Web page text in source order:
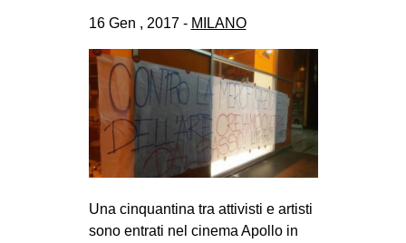
CULTURE
ARTE
CINEMA
MANIFESTI
MUSICA
INTERNAZIONALE
16 Gen , 2017 - MILANO
Una cinquantina tra attivisti e artisti
sono entrati nel cinema Apollo in